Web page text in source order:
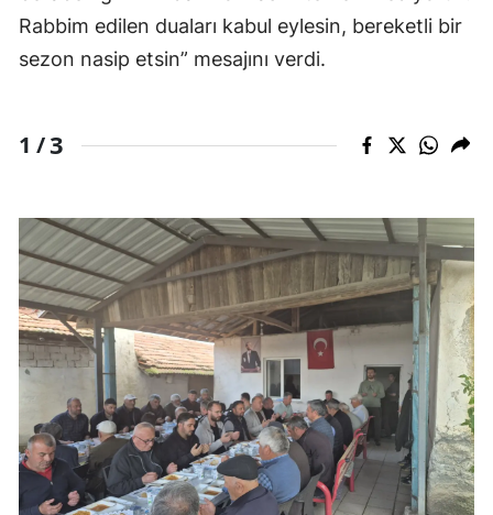
Rabbim edilen duaları kabul eylesin, bereketli bir
sezon nasip etsin” mesajını verdi.
1 /3